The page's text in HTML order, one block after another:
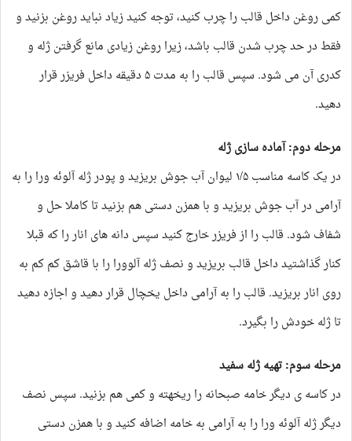
کمی روغن داخل قالب را چرب کنید، توجه کنید زیاد نباید روغن بزنید و
فقط در حد چرب شدن قالب باشد، زیرا روغن زیادی مانع گرفتن ژله و
کدری آن می شود. سپس قالب را به مدت ۵ دقیقه داخل فریزر قرار
دهید.
مرحله دوم: آماده سازی ژله
در یک کاسه مناسب ۱/۵ لیوان آب جوش بریزید و پودر ژله آلوئه ورا را به
آرامی در آب جوش بریزید و با همزن دستی هم بزنید تا کاملا حل و
شفاف شود. قالب را از فریزر خارج کنید سپس دانه های انار را که قبلا
کنار گذاشتید داخل قالب بریزید و نصف ژله آلوورا را با قاشق کم کم به
روی انار بریزید. قالب را به آرامی داخل یخچال قرار دهید و اجازه دهید
تا ژله خودش را بگیرد.
مرحله سوم: تهیه ژله سفید
در کاسه ی دیگر خامه صبحانه را ریخهته و کمی هم بزنید. سپس نصف
دیگر ژله آلوئه ورا را به آرامی به خامه اضافه کنید و با همزن دستی